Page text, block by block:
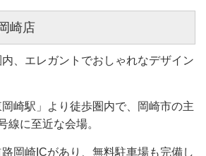
崎店
、エレガントでおしゃれなデザイン
崎駅」より徒歩圏内で、岡崎市の主
線に至近な会場。
岡崎ICがあり、無料駐車場も完備し